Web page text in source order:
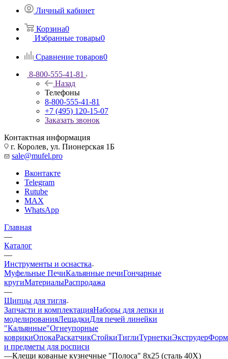
Личный кабинет
Корзина0
Избранные товары0
Сравнение товаров0
8-800-555-41-81
Назад
Телефоны
8-800-555-41-81
+7 (495) 120-15-07
Заказать звонок
Контактная информация
г. Королев, ул. Пионерская 1Б
sale@mufel.pro
Вконтакте
Telegram
Rutube
MAX
WhatsApp
Главная
—
Каталог
—
Инструменты и оснастка
Муфельные ПечиКальянные печиГончарные
кругиМатериалыРаспродажа
—
Щипцы для тигля
Запчасти и комплектацияНаборы для лепки и
моделированияЛещадкиДля печей линейки
"Кальянные"Огнеупорные
коврикиОпокаРаскатчикСтойкиТиглиТурнеткиЭкструдер
и предметы для росписи
—Клещи кованые кузнечные "Полоса" 8х25 (сталь 40Х)